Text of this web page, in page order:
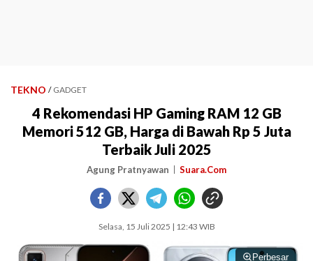
TEKNO / GADGET
4 Rekomendasi HP Gaming RAM 12 GB
Memori 512 GB, Harga di Bawah Rp 5 Juta
Terbaik Juli 2025
Agung Pratnyawan Suara.Com
Selasa, 15 Juli 2025 | 12:43 WIB
Perbesar